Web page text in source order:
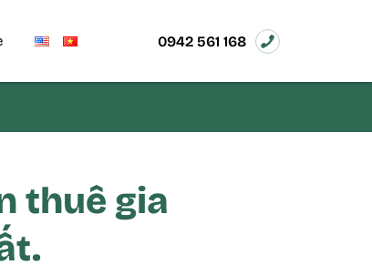
0942 561 168
thuê gia